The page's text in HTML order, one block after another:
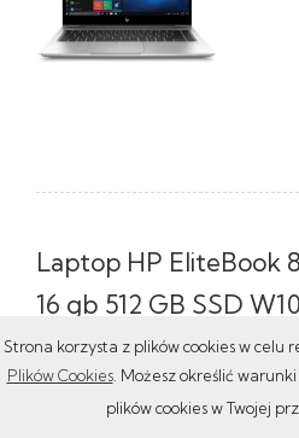
Strona korzysta z plików cookies w celu
Plików Cookies. Możesz określić
plików cookies w Twojej
Laptop HP EliteBook
16 gb 512 GB SSD